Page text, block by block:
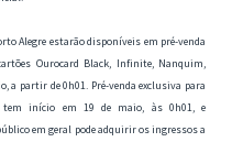
Alegre estarão disponíveis em pré-venda
Ourocard Black, Infinite, Nanquim,
a partir de 0h01. Pré-venda exclusiva para
tem início em 19 de maio, às 0h01, e
em geral pode adquirir os ingressos a